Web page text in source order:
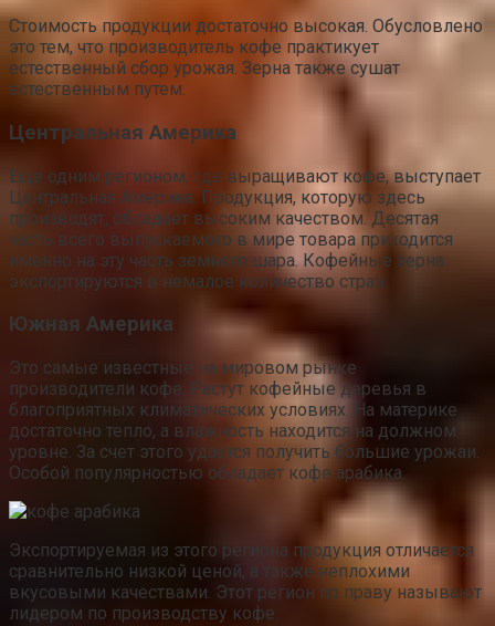
Стоимость продукции достаточно высокая. Обусловлено
это тем, что производитель кофе практикует
естественный сбор урожая. Зерна также сушат
естественным путем.
Центральная Америка
Еще одним регионом, где выращивают кофе, выступает
Центральная Америка. Продукция, которую здесь
производят, обладает высоким качеством. Десятая
часть всего выпускаемого в мире товара приходится
именно на эту часть земного шара. Кофейные зерна
экспортируются в немалое количество стран.
Южная Америка
Это самые известные на мировом рынке
производители кофе. Растут кофейные деревья в
благоприятных климатических условиях. На материке
достаточно тепло, а влажность находится на должном
уровне. За счет этого удается получить большие урожаи.
Особой популярностью обладает кофе арабика.
Экспортируемая из этого региона продукция отличается
сравнительно низкой ценой, а также неплохими
вкусовыми качествами. Этот регион по праву называют
лидером по производству кофе.